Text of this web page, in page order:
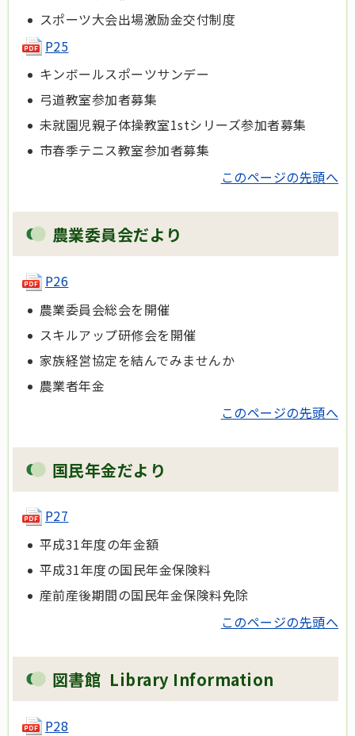
スポーツ大会出場激励金交付制度
P25
キンボールスポーツサンデー
弓道教室参加者募集
未就園児親子体操教室1stシリーズ参加者募集
市春季テニス教室参加者募集
このページの先頭へ
農業委員会だより
P26
農業委員会総会を開催
スキルアップ研修会を開催
家族経営協定を結んでみませんか
農業者年金
このページの先頭へ
国民年金だより
P27
平成31年度の年金額
平成31年度の国民年金保険料
産前産後期間の国民年金保険料免除
このページの先頭へ
図書館 Library Information
P28